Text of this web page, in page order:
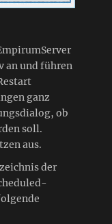
an und führen
ganz
ob
soll.
aus.
der